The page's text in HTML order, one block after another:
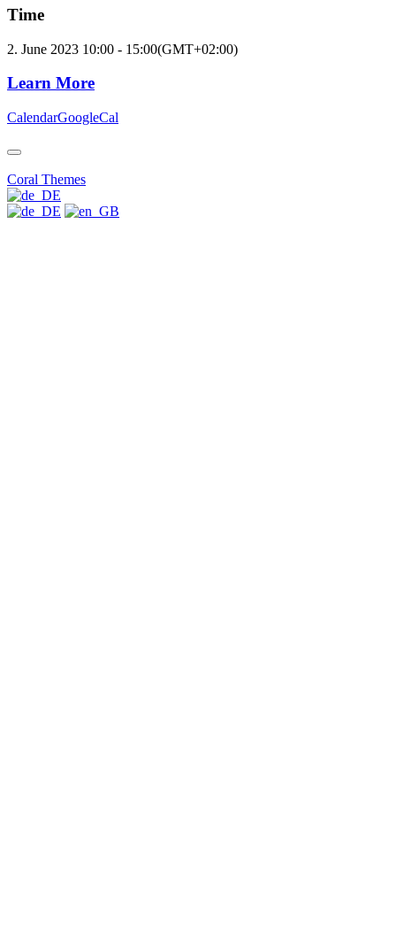
Time
2. June 2023 10:00 - 15:00(GMT+02:00)
Learn More
CalendarGoogleCal
Coral Themes